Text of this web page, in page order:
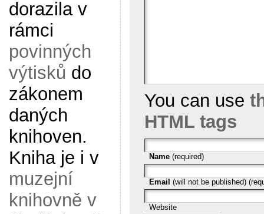
dorazila v
rámci
povinných
výtisků do
zákonem
daných
knihoven.
Kniha je i v
muzejní
knihovně v
You can use
HTML tags
Name (required)
Email (will not be published)
Website